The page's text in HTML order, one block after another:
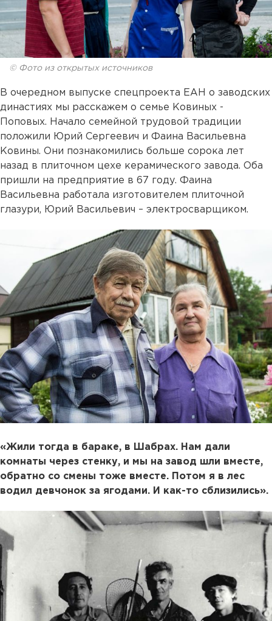
© Фото из открытых источников
В очередном выпуске спецпроекта ЕАН о заводских
династиях мы расскажем о семье Ковиных -
Поповых. Начало семейной трудовой традиции
положили Юрий Сергеевич и Фаина Васильевна
Ковины. Они познакомились больше сорока лет
назад в плиточном цехе керамического завода. Оба
пришли на предприятие в 67 году. Фаина
Васильевна работала изготовителем плиточной
глазури, Юрий Васильевич – электросварщиком.
«Жили тогда в бараке, в Шабрах. Нам дали
комнаты через стенку, и мы на завод шли вместе,
обратно со смены тоже вместе. Потом я в лес
водил девчонок за ягодами. И как-то сблизились».